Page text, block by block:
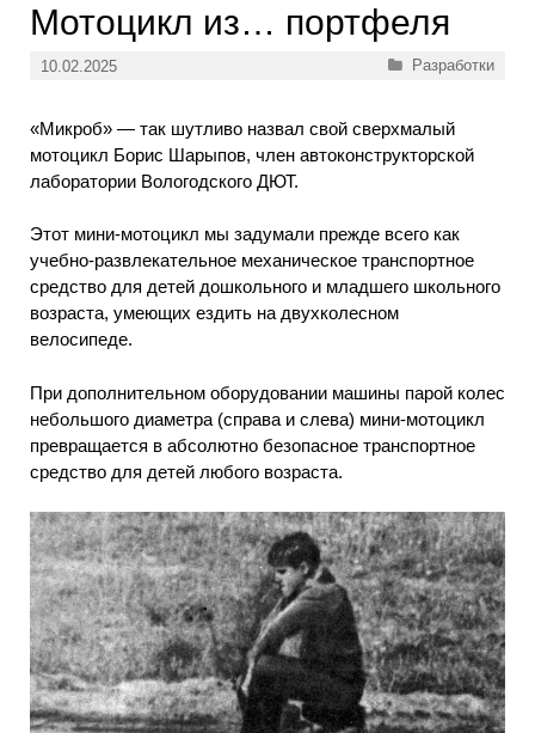
Мотоцикл из… портфеля
10.02.2025 Рубрики
Разработки
«Микроб» — так шутливо назвал свой сверхмалый
мотоцикл Борис Шарыпов, член автоконструкторской
лаборатории Вологодского ДЮТ.
Этот мини-мотоцикл мы задумали прежде всего как
учебно-развлекательное механическое транспортное
средство для детей дошкольного и младшего школьного
возраста, умеющих ездить на двухколесном
велосипеде.
При дополнительном оборудовании машины парой колес
небольшого диаметра (справа и слева) мини-мотоцикл
превращается в абсолютно безопасное транспортное
средство для детей любого возраста.